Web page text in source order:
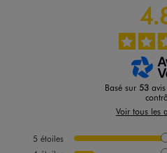
Basé sur53
Voir tous les
5 étoiles